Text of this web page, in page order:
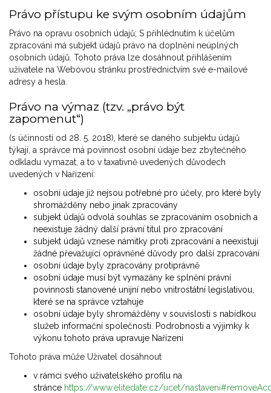
Právo přístupu ke svým osobním údajům
Právo na opravu osobních údajů; S přihlédnutím k účelům
zpracování má subjekt údajů právo na doplnění neúplných
osobních údajů. Tohoto práva lze dosáhnout přihlášením
uživatele na Webovou stránku prostřednictvím své e-mailové
adresy a hesla.
Právo na výmaz (tzv. „právo být
zapomenut“)
(s účinností od 28. 5. 2018), které se daného subjektu údajů
týkají, a správce má povinnost osobní údaje bez zbytečného
odkladu vymazat, a to v taxativně uvedených důvodech
uvedených v Nařízení:
osobní údaje již nejsou potřebné pro účely, pro které byly
shromážděny nebo jinak zpracovány
subjekt údajů odvolá souhlas se zpracováním osobních a
neexistuje žádný další právní titul pro zpracování
subjekt údajů vznese námitky proti zpracování a neexistují
žádné převažující oprávněné důvody pro další zpracování
osobní údaje byly zpracovány protiprávně
osobní údaje musí být vymazány ke splnění právní
povinnosti stanovené unijní nebo vnitrostátní legislativou,
které se na správce vztahuje
osobní údaje byly shromážděny v souvislosti s nabídkou
služeb informační společnosti. Podrobnosti a výjimky k
výkonu tohoto práva upravuje Nařízení
Tohoto práva může Uživatel dosáhnout
v rámci svého uživatelského profilu na
stránce https://www.elitedate.cz/ucet/